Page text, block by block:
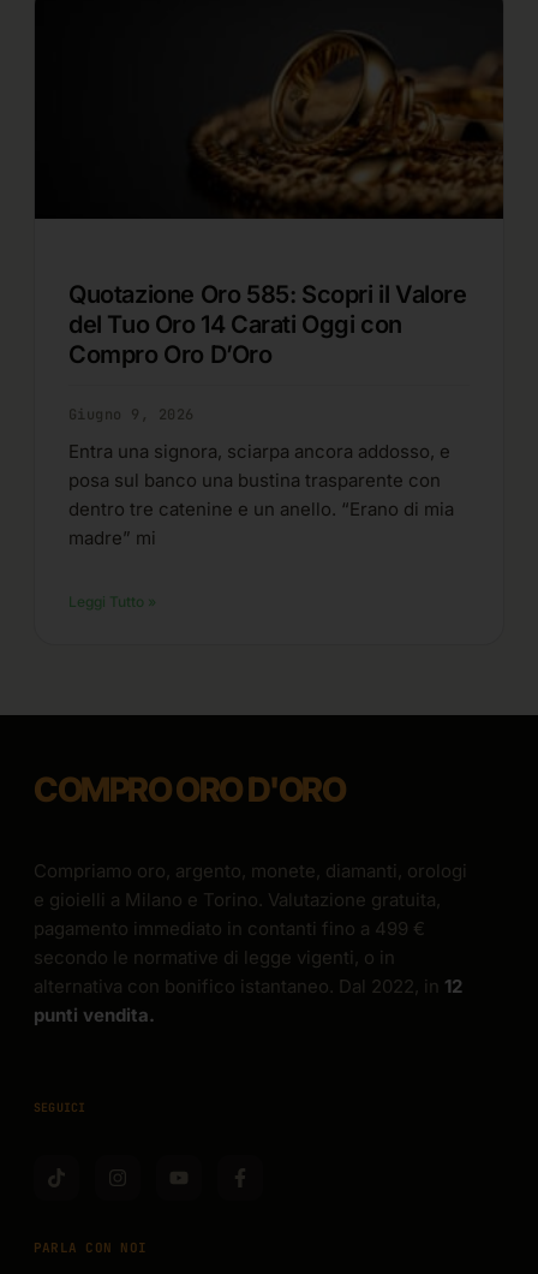
Quotazione Oro 585: Scopri il Valore
del Tuo Oro 14 Carati Oggi con
Compro Oro D’Oro
Giugno 9, 2026
Entra una signora, sciarpa ancora addosso, e
posa sul banco una bustina trasparente con
dentro tre catenine e un anello. “Erano di mia
madre” mi
Leggi Tutto »
COMPRO ORO D'ORO
Compriamo oro, argento, monete, diamanti, orologi
e gioielli a Milano e Torino. Valutazione gratuita,
pagamento immediato in contanti fino a 499 €
secondo le normative di legge vigenti, o in
alternativa con bonifico istantaneo. Dal 2022, in 12
punti vendita.
SEGUICI
PARLA CON NOI